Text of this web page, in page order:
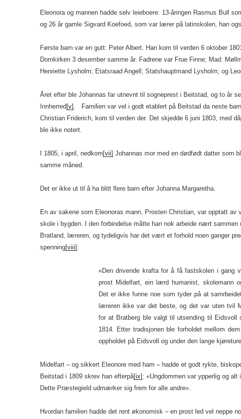
Eleonora og mannen hadde selv leieboere: 13-åringen Rasmus Bull
og 26 år gamle Sigvard Koefoed, som var lærer på latinskolen, han
Første barn var en gutt: Peter Albert. Han kom til verden 6 oktober
Domkirken 3 desember samme år. Fadrene var Frue Finne; Mad:
Henriette Lysholm; Etatsraad Angell; Statshauptmand Lysholm; og
Året efter ble Johannas far utnevnt til sogneprest i Beitstad, og to år
Innherred [v] . Familien var vel i godt etablert på Beitstad da neste
Christian Friderich, kom til verden der. Det skjedde 6 juni 1803, med
ble ikke notert.
I 1805, i april, nedkom [vii] Johannas mor med en dødfødt datter som
samme måned.
Det er ikke ut til å ha blitt flere barn efter Johanna Margaretha.
En av sakene som Eleonoras mann, Prosten Christian, var opptatt av
skole i bygden. I den forbindelse måtte han nok arbeide nært sammen
Bratland, læreren, og tydeligvis har det vært et forhold noen ganger
spenning[viii] :
«Den drivende krafta for å få fastskolen i gang
prost Midelfart, ein lærd humanist, skolemann
Det er ikke funne noe som tyder på at
læreren ikke var det beste, og det var uten tvil
for at Bratberg ble valgt til utsending til Eidsvoll
1814. Etter tradisjonen ble forholdet mellom
oppholdet på Eidsvoll og under den lange
Midelfart – og sikkert Eleonore med ham – hadde et godt rykte,
Beitstad i 1809 skrev han efterpå[ix] : «Ungdommen var ypperlig og alt
Dette Præstegield udmærker sig frem for alle andre».
Hvordan familien hadde det rent økonomisk – en prost led vel neppe